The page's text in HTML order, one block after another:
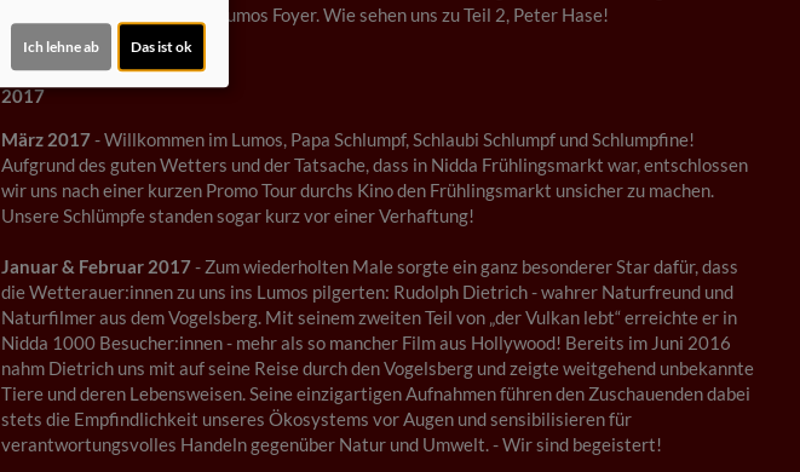
mit allerlei Spiel & Spaß im Lumos Foyer. Wie sehen uns zu Teil 2, Peter Hase!
2017
März 2017- Willkommen im Lumos, Papa Schlumpf, Schlaubi Schlumpf und Schlumpfine!
Aufgrund des guten Wetters und der Tatsache, dass in Nidda Frühlingsmarkt war, entschlossen
wir uns nach einer kurzen Promo Tour durchs Kino den Frühlingsmarkt unsicher zu machen.
Unsere Schlümpfe standen sogar kurz vor einer Verhaftung!
Januar & Februar 2017- Zum wiederholten Male sorgte ein ganz besonderer Star dafür, dass
die Wetterauer:innen zu uns ins Lumos pilgerten: Rudolph Dietrich - wahrer Naturfreund und
Naturfilmer aus dem Vogelsberg. Mit seinem zweiten Teil von „der Vulkan lebt“ erreichte er in
Nidda 1000 Besucher:innen - mehr als so mancher Film aus Hollywood! Bereits im Juni 2016
nahm Dietrich uns mit auf seine Reise durch den Vogelsberg und zeigte weitgehend unbekannte
Tiere und deren Lebensweisen. Seine einzigartigen Aufnahmen führen den Zuschauenden dabei
stets die Empfindlichkeit unseres Ökosystems vor Augen und sensibilisieren für
verantwortungsvolles Handeln gegenüber Natur und Umwelt. - Wir sind begeistert!
Ich lehne ab Das ist ok